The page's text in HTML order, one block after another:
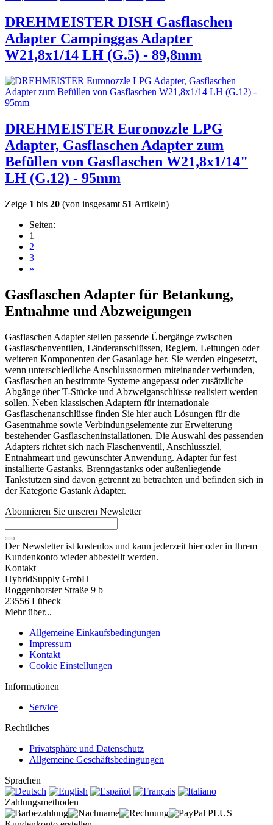
DREHMEISTER DISH Gasflaschen
Adapter Campinggas Adapter
W21,8x1/14 LH (G.5) - 89,8mm
DREHMEISTER Euronozzle LPG
Adapter, Gasflaschen Adapter zum
Befüllen von Gasflaschen W21,8x1/14"
LH (G.12) - 95mm
Zeige 1 bis 20 (von insgesamt 51 Artikeln)
Seiten:
1
2
3
»
Gasflaschen Adapter für Betankung,
Entnahme und Abzweigungen
Gasflaschen Adapter stellen passende Übergänge zwischen
Gasflaschenventilen, Länderanschlüssen, Reglern, Leitungen oder
weiteren Komponenten der Gasanlage her. Sie werden eingesetzt,
wenn unterschiedliche Anschlussnormen miteinander verbunden,
Gasflaschen an bestimmte Systeme angepasst oder zusätzliche
Abgänge über T-Stücke und Abzweiganschlüsse realisiert werden
sollen. Neben klassischen Adaptern für internationale
Gasflaschenanschlüsse finden Sie hier auch Lösungen für die
Gasentnahme sowie Verbindungselemente zur Erweiterung
bestehender Gasflascheninstallationen. Die Auswahl des passenden
Adapters richtet sich nach Flaschenventil, Anschlussziel,
Entnahmeart und gewünschter Anwendung. Adapter für fest
installierte Gastanks, Brenngastanks oder außenliegende
Tankstutzen sind davon getrennt zu betrachten und befinden sich in
der Kategorie Gastank Adapter.
Abonnieren Sie unseren Newsletter
Der Newsletter ist kostenlos und kann jederzeit hier oder in Ihrem
Kundenkonto wieder abbestellt werden.
Kontakt
HybridSupply GmbH
Roggenhorster Straße 9 b
23556 Lübeck
Mehr über...
Allgemeine Einkaufsbedingungen
Impressum
Kontakt
Cookie Einstellungen
Informationen
Service
Rechtliches
Privatsphäre und Datenschutz
Allgemeine Geschäftsbedingungen
Sprachen
Zahlungsmethoden